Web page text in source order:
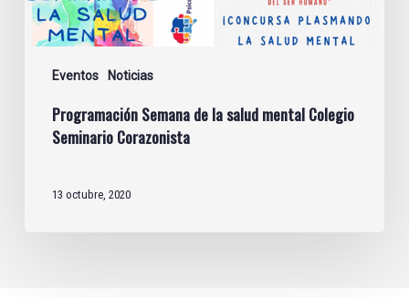
Eventos Noticias
Programación Semana de la salud mental Colegio
Seminario Corazonista
13 octubre, 2020